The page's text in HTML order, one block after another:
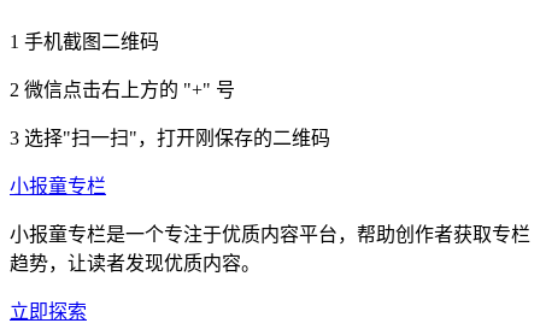
1 手机截图二维码
2 微信点击右上方的 "+" 号
3 选择"扫一扫"，打开刚保存的二维码
小报童专栏
小报童专栏是一个专注于优质内容平台，帮助创作者获取专栏
趋势，让读者发现优质内容。
立即探索